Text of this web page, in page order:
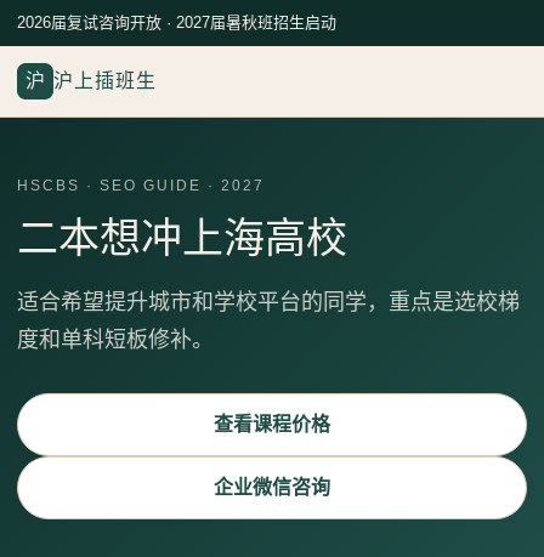
2026届复试咨询开放 · 2027届暑秋班招生启动
沪 沪上插班生
HSCBS · SEO GUIDE · 2027
二本想冲上海高校
适合希望提升城市和学校平台的同学，重点是选校梯
度和单科短板修补。
查看课程价格
企业微信咨询